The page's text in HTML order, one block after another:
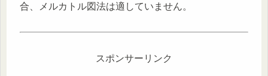
合、メルカトル図法は適していません。
スポンサーリンク